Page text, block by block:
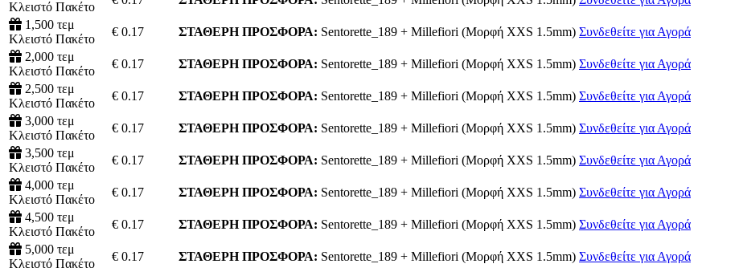
Κλειστό Πακέτο
1,500 τεμ
Κλειστό Πακέτο
€ 0.17 ΣΤΑΘΕΡΗ ΠΡΟΣΦΟΡΑ: Sentorette_189 + Millefiori (Μορφή XXS 1.5mm) Συνδεθείτε για Αγορά
2,000 τεμ
Κλειστό Πακέτο
€ 0.17 ΣΤΑΘΕΡΗ ΠΡΟΣΦΟΡΑ: Sentorette_189 + Millefiori (Μορφή XXS 1.5mm) Συνδεθείτε για Αγορά
2,500 τεμ
Κλειστό Πακέτο
€ 0.17 ΣΤΑΘΕΡΗ ΠΡΟΣΦΟΡΑ: Sentorette_189 + Millefiori (Μορφή XXS 1.5mm) Συνδεθείτε για Αγορά
3,000 τεμ
Κλειστό Πακέτο
€ 0.17 ΣΤΑΘΕΡΗ ΠΡΟΣΦΟΡΑ: Sentorette_189 + Millefiori (Μορφή XXS 1.5mm) Συνδεθείτε για Αγορά
3,500 τεμ
Κλειστό Πακέτο
€ 0.17 ΣΤΑΘΕΡΗ ΠΡΟΣΦΟΡΑ: Sentorette_189 + Millefiori (Μορφή XXS 1.5mm) Συνδεθείτε για Αγορά
4,000 τεμ
Κλειστό Πακέτο
€ 0.17 ΣΤΑΘΕΡΗ ΠΡΟΣΦΟΡΑ: Sentorette_189 + Millefiori (Μορφή XXS 1.5mm) Συνδεθείτε για Αγορά
4,500 τεμ
Κλειστό Πακέτο
€ 0.17 ΣΤΑΘΕΡΗ ΠΡΟΣΦΟΡΑ: Sentorette_189 + Millefiori (Μορφή XXS 1.5mm) Συνδεθείτε για Αγορά
5,000 τεμ
Κλειστό Πακέτο
€ 0.17 ΣΤΑΘΕΡΗ ΠΡΟΣΦΟΡΑ: Sentorette_189 + Millefiori (Μορφή XXS 1.5mm) Συνδεθείτε για Αγορά